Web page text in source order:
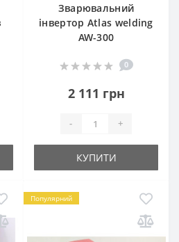
Зварювальний
інвертор Atlas welding
AW-300
0
2 111 грн
- +
КУПИТИ
Популярний